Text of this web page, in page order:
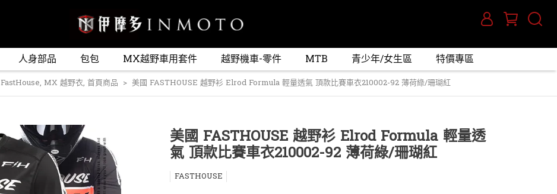
人身部品 包包 MX越野車用套件 越野機車-零件 MTB 青少年/女生區 特價專區
FastHouse, MX 越野衣, 首頁商品 美國 FASTHOUSE 越野衫 Elrod Formula 輕量透氣 頂款比賽車衣210002-92 薄荷綠/珊瑚紅
美國 FASTHOUSE 越野衫 Elrod Formula 輕量透
氣 頂款比賽車衣210002-92 薄荷綠/珊瑚紅
FASTHOUSE